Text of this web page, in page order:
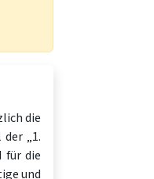
die
„1.
für die
und